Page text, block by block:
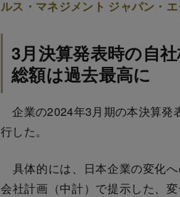
ルス・マネジメント ジャパン・
3月決算発表時の自
総額は過去最高に
企業の2024年3月期の本決算発
行した。
具体的には、日本企業の変化
会社計画（中計）で提示した、